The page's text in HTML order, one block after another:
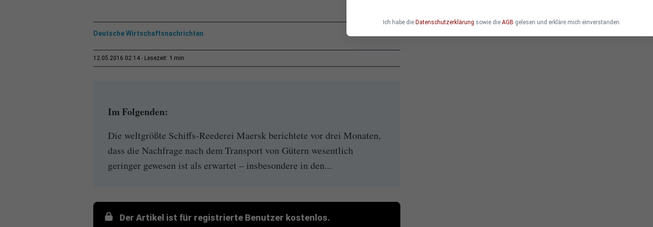
Deutsche Wirtschaftsnachrichten
12.05.2016 02:14 Lesezeit: 1 min
Im Folgenden:
Die weltgrößte Schiffs-Reederei Maersk berichtete vor drei Monaten,
dass die Nachfrage nach dem Transport von Gütern wesentlich
geringer gewesen ist als erwartet – insbesondere in den...
Der Artikel ist für registrierte Benutzer kostenlos.
Ich habe die Datenschutzerklärung sowie die AGB gelesen und erkläre mich einverstanden.